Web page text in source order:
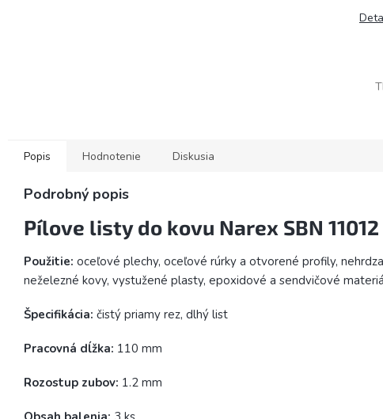
Popis Hodnotenie Diskusia
Podrobný popis
Pílove listy do kovu Narex SBN 11012
Použitie: oceľové plechy, oceľové rúrky a otvorené profily,
neželezné kovy, vystužené plasty, epoxidové a sendvičové
Špecifikácia: čistý priamy rez, dlhý list
Pracovná dĺžka: 110 mm
Rozostup zubov: 1.2 mm